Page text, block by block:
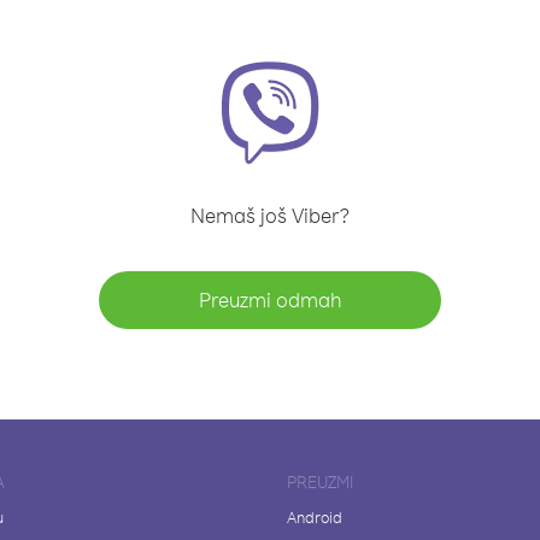
Nemaš još Viber?
Preuzmi odmah
PREUZMI
Android